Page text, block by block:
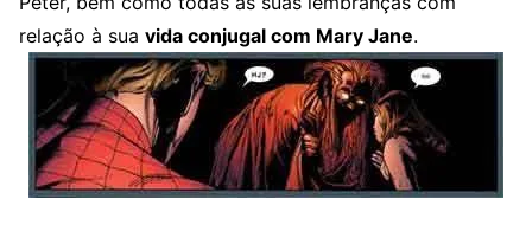
relação à sua vida conjugal com Mary Jane.